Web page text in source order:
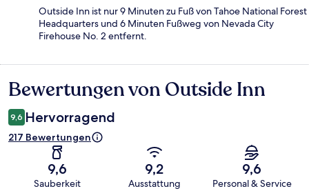
Outside Inn ist nur 9 Minuten zu Fuß von Tahoe National Forest
Headquarters und 6 Minuten Fußweg von Nevada City
Firehouse No. 2 entfernt.
Bewertungen
Bewertungen von Outside Inn
9,6 Hervorragend
217 Bewertungen
9,6
Sauberkeit
9,2
Ausstattung
9,6
Personal & Service